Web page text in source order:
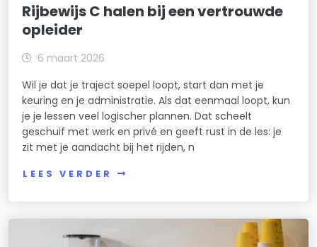
Rijbewijs C halen bij een vertrouwde
opleider
6 maart 2026
Wil je dat je traject soepel loopt, start dan met je
keuring en je administratie. Als dat eenmaal loopt, kun
je je lessen veel logischer plannen. Dat scheelt
geschuif met werk en privé en geeft rust in de les: je
zit met je aandacht bij het rijden, n
LEES VERDER